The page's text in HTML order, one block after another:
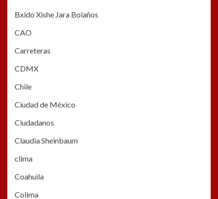
Bxido Xishe Jara Bolaños
CAO
Carreteras
CDMX
Chile
Ciudad de México
Ciudadanos
Claudia Sheinbaum
clima
Coahuila
Colima